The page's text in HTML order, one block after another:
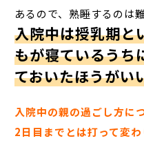
あるので、熟睡するのは
入院中は授乳期と
もが寝ているうち
ておいたほうがい
入院中の親の過ごし方に
2日目までとは打って変